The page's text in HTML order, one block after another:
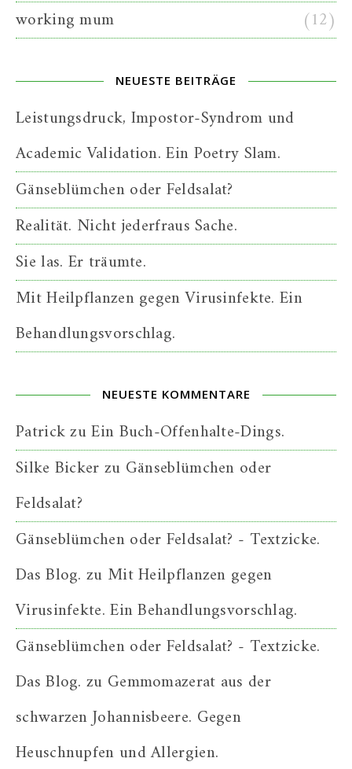
working mum
(12)
NEUESTE BEITRÄGE
Leistungsdruck, Impostor-Syndrom und
Academic Validation. Ein Poetry Slam.
Gänseblümchen oder Feldsalat?
Realität. Nicht jederfraus Sache.
Sie las. Er träumte.
Mit Heilpflanzen gegen Virusinfekte. Ein
Behandlungsvorschlag.
NEUESTE KOMMENTARE
PatrickzuEin Buch-Offenhalte-Dings.
Silke Bickerzu Gänseblümchen oder
Feldsalat?
Gänseblümchen oder Feldsalat? - Textzicke.
Das Blog. zu Mit Heilpflanzen gegen
Virusinfekte. Ein Behandlungsvorschlag.
Gänseblümchen oder Feldsalat? - Textzicke.
Das Blog. zu Gemmomazerat aus der
schwarzen Johannisbeere. Gegen
Heuschnupfen und Allergien.